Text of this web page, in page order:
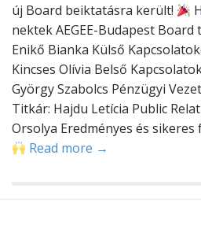
új Board beiktatásra került!
nektek AEGEE-Budapest Board
Enikő Bianka Külső
Kincses Olívia Belső
György Szabolcs Pénzügyi
Titkár: Hajdu Letícia Public
Orsolya Eredményes és
Read more →